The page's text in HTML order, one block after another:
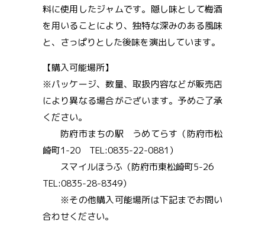
料に使用したジャムです。隠し味として梅酒
を用いることにより、独特な深みのある風味
と、さっぱりとした後味を演出しています。
【購入可能場所】
※パッケージ、数量、取扱内容などが販売店
により異なる場合がございます。予めご了承
ください。
防府市まちの駅 うめてらす（防府市松
崎町1-20 TEL:0835-22-0881）
スマイルほうふ（防府市東松崎町5-26
TEL:0835-28-8349）
※その他購入可能場所は下記までお問い
合わせください。